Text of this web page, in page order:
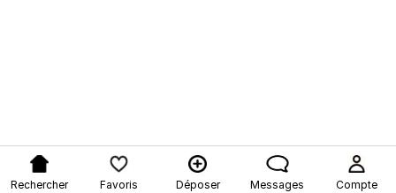
Rechercher Favoris Déposer Messages Compte